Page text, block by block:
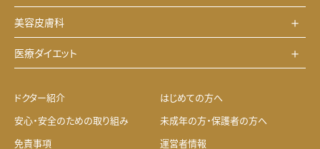
美容皮膚科
医療ダイエット
ドクター紹介
はじめての方へ
安心・安全のための取り組み
未成年の方・保護者の方へ
免責事項
運営者情報